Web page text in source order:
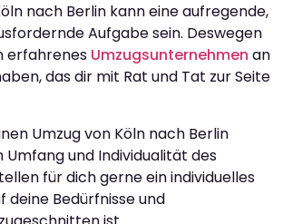
nach Berlin kann eine aufregende,
Aufgabe sein. Deswegen
erfahrenes Umzugsunternehmen an
das dir mit Rat und Tat zur Seite
Umzug von Köln nach Berlin
Umfang und Individualität des
für dich gerne ein individuelles
deine Bedürfnisse und